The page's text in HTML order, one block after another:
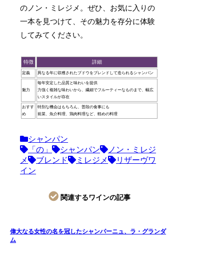
のノン・ミレジメ。ぜひ、お気に入りの
一本を見つけて、その魅力を存分に体験
してみてください。
特徴 詳細
定義 異なる年に収穫されたブドウをブレンドして造られるシャンパン
魅力
毎年安定した品質と味わいを提供
力強く複雑な味わいから、繊細でフルーティーなものまで、幅広
いスタイルが存在
おすす
め
特別な機会はもちろん、普段の食事にも
前菜、魚介料理、鶏肉料理など、軽めの料理
シャンパン
「の」
シャンパン
ノン・ミレジ
メ
ブレンド ミレジメ
リザーヴワ
イン
関連するワインの記事
偉大なる女性の名を冠したシャンパーニュ、ラ・グランダ
ム